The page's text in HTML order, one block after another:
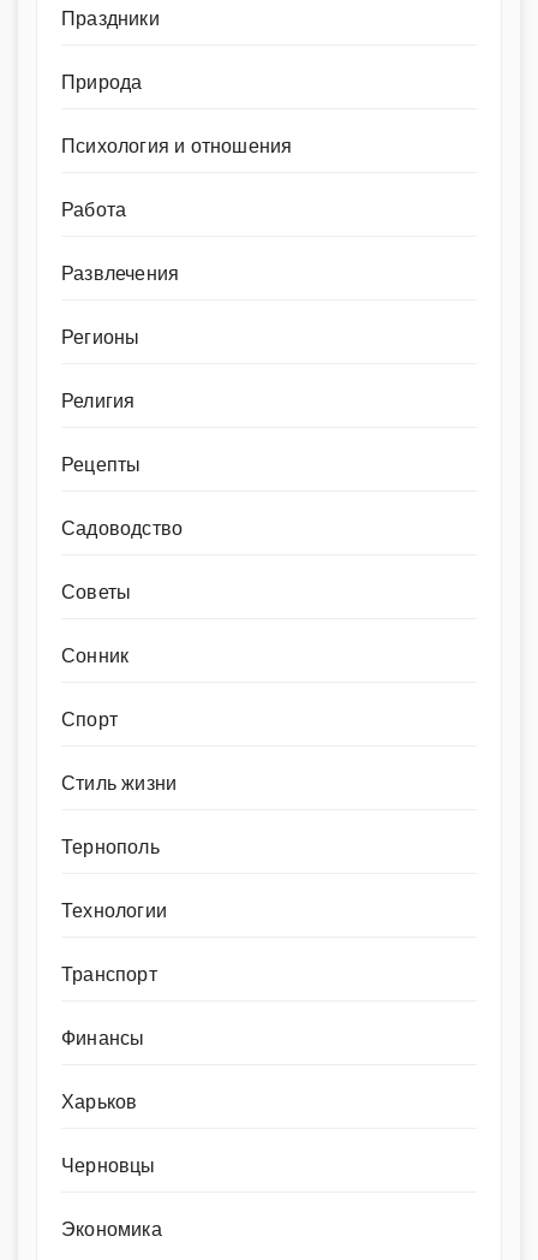
Праздники
Природа
Психология и отношения
Работа
Развлечения
Регионы
Религия
Рецепты
Садоводство
Советы
Сонник
Спорт
Стиль жизни
Тернополь
Технологии
Транспорт
Финансы
Харьков
Черновцы
Экономика